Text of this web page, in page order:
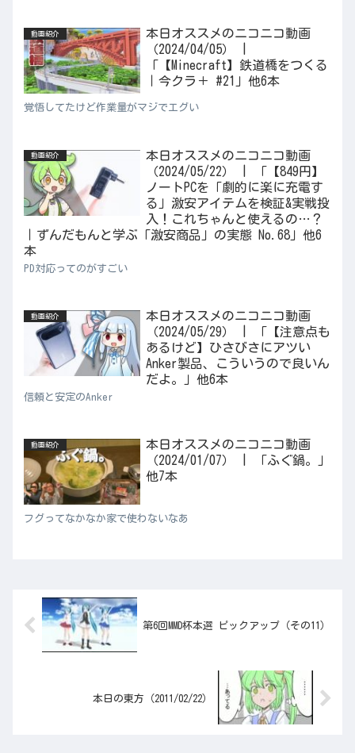
動画紹介
本日オススメのニコニコ動画
（2024/04/05） |
「【Minecraft】鉄道橋をつくる
｜今クラ＋ #21」他6本
覚悟してたけど作業量がマジでエグい
動画紹介
本日オススメのニコニコ動画
（2024/05/22） | 「【849円】
ノートPCを「劇的に楽に充電す
る」激安アイテムを検証&実戦投
入！これちゃんと使えるの…？
｜ずんだもんと学ぶ「激安商品」の実態 No.68」他6
本
PD対応ってのがすごい
動画紹介
本日オススメのニコニコ動画
（2024/05/29） | 「【注意点も
あるけど】ひさびさにアツい
Anker製品、こういうので良いん
だよ。」他6本
信頼と安定のAnker
動画紹介
本日オススメのニコニコ動画
（2024/01/07） | 「ふぐ鍋。」
他7本
フグってなかなか家で使わないなあ
第6回MMD杯本選 ピックアップ（その11）
本日の東方（2011/02/22）